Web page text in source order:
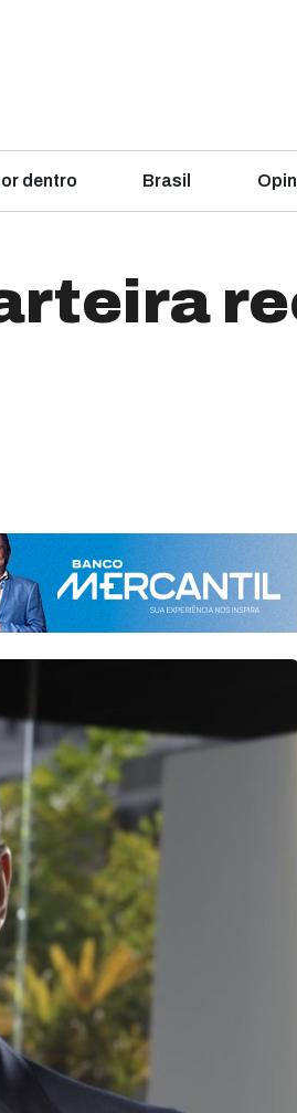
dentro Brasil